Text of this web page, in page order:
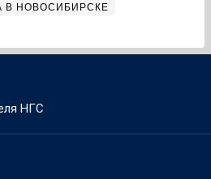
В НОВОСИБИРСКЕ
НГС